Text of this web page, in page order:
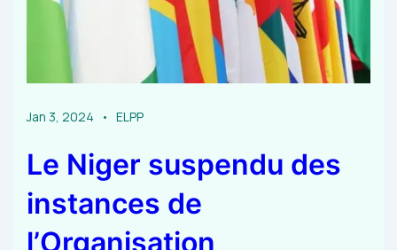
Jan 3, 2024 ELPP
Le Niger suspendu des
instances de
l’Organisation